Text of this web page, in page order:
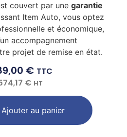
couvert par une garantie
Item Auto, vous optez
et économique,
accompagnement
projet de remise en état.
€ TTC
€ HT
Ajouter au panier